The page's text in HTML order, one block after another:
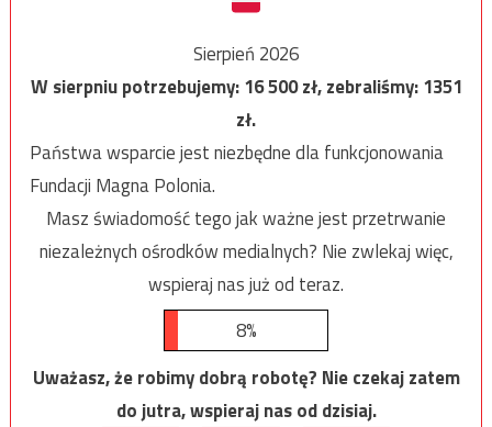
Sierpień 2026
W sierpniu potrzebujemy:16 500zł, zebraliśmy:1351
zł.
Państwa wsparcie jest niezbędne dla funkcjonowania
Fundacji Magna Polonia.
Masz świadomość tego jak ważne jest przetrwanie
niezależnych ośrodków medialnych? Nie zwlekaj więc,
wspieraj nas już od teraz.
8%
Uważasz, że robimy dobrą robotę? Nie czekaj zatem
do jutra, wspieraj nas od dzisiaj.